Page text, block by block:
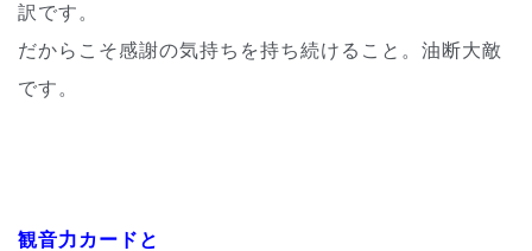
訳です。
だからこそ感謝の気持ちを持ち続けること。油断大敵
です。
観音力カードと